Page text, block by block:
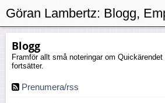
Blogg
Framför allt små noteringar om
fortsätter.
Prenumera/rss
Göran Lambertz: Blogg,